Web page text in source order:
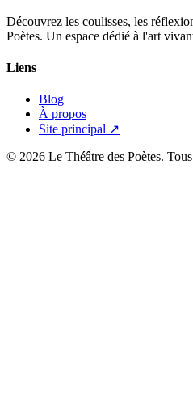
Découvrez les coulisses, les
Poètes. Un espace dédié à l'art
Liens
Blog
À propos
Site principal ↗
© 2026 Le Théâtre des Poètes.